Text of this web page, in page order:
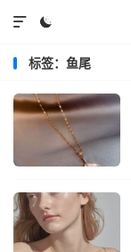


标签：鱼尾